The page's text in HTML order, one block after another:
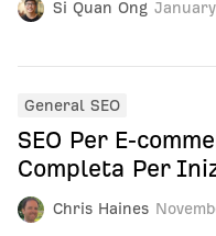
Si Quan Ong
Chris Haines
General SEO
SEO Per
Completa Per